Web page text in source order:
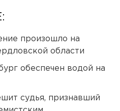
произошло на
области
обеспечен водой на
судья, признавший